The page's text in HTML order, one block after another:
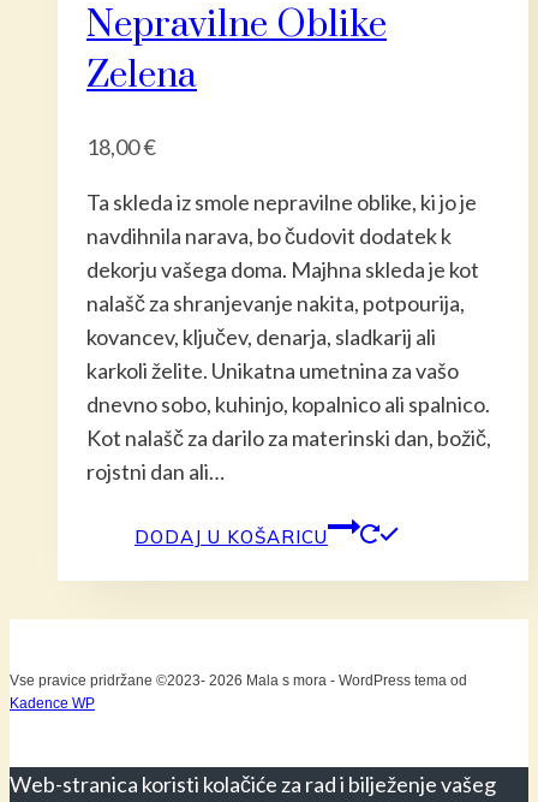
Nepravilne Oblike
Zelena
18,00€
Ta skleda iz smole nepravilne oblike, ki jo je
navdihnila narava, bo čudovit dodatek k
dekorju vašega doma. Majhna skleda je kot
nalašč za shranjevanje nakita, potpourija,
kovancev, ključev, denarja, sladkarij ali
karkoli želite. Unikatna umetnina za vašo
dnevno sobo, kuhinjo, kopalnico ali spalnico.
Kot nalašč za darilo za materinski dan, božič,
rojstni dan ali…
DODAJ U KOŠARICU
Vse pravice pridržane ©2023- 2026 Mala s mora - WordPress tema od
Kadence WP
Web-stranica koristi kolačiće za rad i bilježenje vašeg